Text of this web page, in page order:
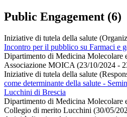
Public Engagement (6)
Iniziative di tutela della salute
Incontro per il pubblico su Farmaci e
Dipartimento di Medicina Molecolare
Associazione MOICA (23/10/2024 -
Iniziative di tutela della salute
come determinante della salute -
Lucchini di Brescia
Dipartimento di Medicina Molecolare
Collegio di merito Lucchini (30/05/